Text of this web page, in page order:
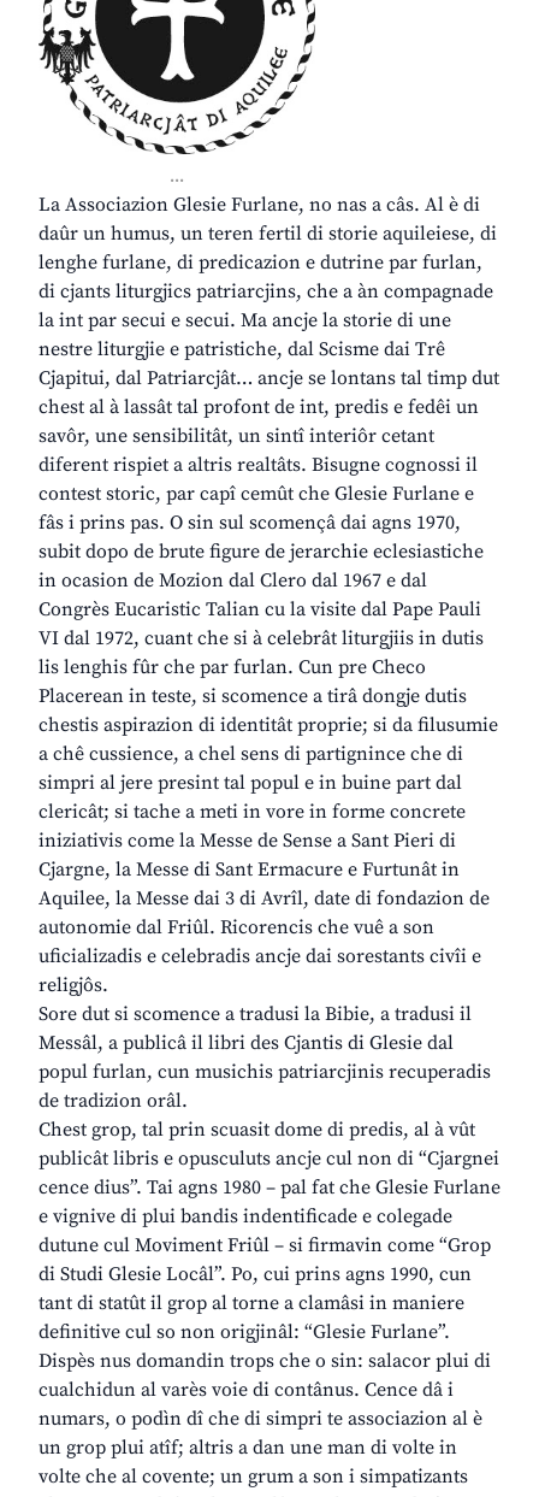
...
La Associazion Glesie Furlane, no nas a câs. Al è di
daûr un humus, un teren fertil di storie aquileiese, di
lenghe furlane, di predicazion e dutrine par furlan,
di cjants liturgjics patriarcjins, che a àn compagnade
la int par secui e secui. Ma ancje la storie di une
nestre liturgjie e patristiche, dal Scisme dai Trê
Cjapitui, dal Patriarcjât… ancje se lontans tal timp dut
chest al à lassât tal profont de int, predis e fedêi un
savôr, une sensibilitât, un sintî interiôr cetant
diferent rispiet a altris realtâts. Bisugne cognossi il
contest storic, par capî cemût che Glesie Furlane e
fâs i prins pas. O sin sul scomençâ dai agns 1970,
subit dopo de brute figure de jerarchie eclesiastiche
in ocasion de Mozion dal Clero dal 1967 e dal
Congrès Eucaristic Talian cu la visite dal Pape Pauli
VI dal 1972, cuant che si à celebrât liturgjiis in dutis
lis lenghis fûr che par furlan. Cun pre Checo
Placerean in teste, si scomence a tirâ dongje dutis
chestis aspirazion di identitât proprie; si da filusumie
a chê cussience, a chel sens di partignince che di
simpri al jere presint tal popul e in buine part dal
clericât; si tache a meti in vore in forme concrete
iniziativis come la Messe de Sense a Sant Pieri di
Cjargne, la Messe di Sant Ermacure e Furtunât in
Aquilee, la Messe dai 3 di Avrîl, date di fondazion de
autonomie dal Friûl. Ricorencis che vuê a son
uficializadis e celebradis ancje dai sorestants civîi e
religjôs.
Sore dut si scomence a tradusi la Bibie, a tradusi il
Messâl, a publicâ il libri des Cjantis di Glesie dal
popul furlan, cun musichis patriarcjinis recuperadis
de tradizion orâl.
Chest grop, tal prin scuasit dome di predis, al à vût
publicât libris e opusculuts ancje cul non di “Cjargnei
cence dius”. Tai agns 1980 – pal fat che Glesie Furlane
e vignive di plui bandis indentificade e colegade
dutune cul Moviment Friûl – si firmavin come “Grop
di Studi Glesie Locâl”. Po, cui prins agns 1990, cun
tant di statût il grop al torne a clamâsi in maniere
definitive cul so non origjinâl: “Glesie Furlane”.
Dispès nus domandin trops che o sin: salacor plui di
cualchidun al varès voie di contânus. Cence dâ i
numars, o podìn dî che di simpri te associazion al è
un grop plui atîf; altris a dan une man di volte in
volte che al covente; un grum a son i simpatizants